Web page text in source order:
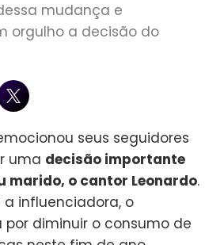
mudança e
orgulho a decisão do
seus seguidores
uma decisão importante
marido, o cantor Leonardo.
influenciadora, o
por diminuir o consumo de